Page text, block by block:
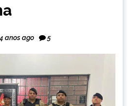
anos ago 5